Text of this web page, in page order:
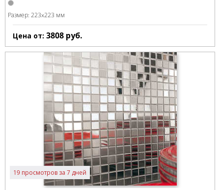
Размер: 223x223 мм
Цена от: 3808 руб.
19 просмотров за 7 дней